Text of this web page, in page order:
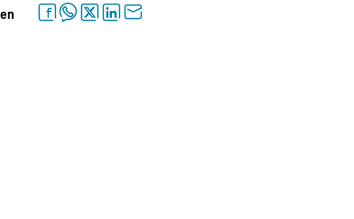
facebookwhatsapptwitterlinkedinletter